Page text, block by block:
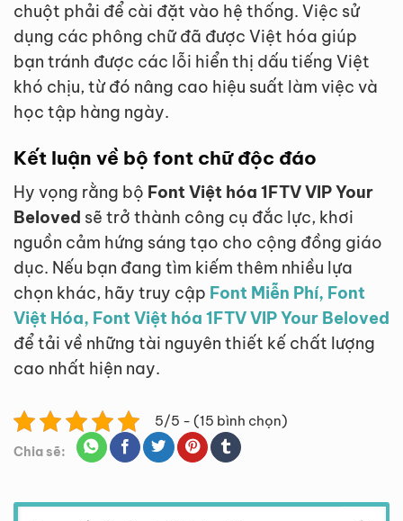
chuột phải để cài đặt vào hệ thống. Việc sử
dụng các phông chữ đã được Việt hóa giúp
bạn tránh được các lỗi hiển thị dấu tiếng Việt
khó chịu, từ đó nâng cao hiệu suất làm việc và
học tập hàng ngày.
Kết luận về bộ font chữ độc đáo
Hy vọng rằng bộ Font Việt hóa 1FTV VIP Your
Beloved sẽ trở thành công cụ đắc lực, khơi
nguồn cảm hứng sáng tạo cho cộng đồng giáo
dục. Nếu bạn đang tìm kiếm thêm nhiều lựa
chọn khác, hãy truy cập Font Miễn Phí, Font
Việt Hóa, Font Việt hóa 1FTV VIP Your Beloved
để tải về những tài nguyên thiết kế chất lượng
cao nhất hiện nay.
5/5 - (15 bình chọn)
Chia sẽ:
Tìm